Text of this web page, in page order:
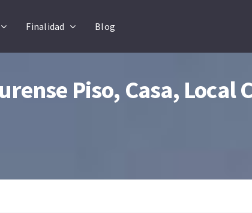
Finalidad Blog
Piso, Casa,